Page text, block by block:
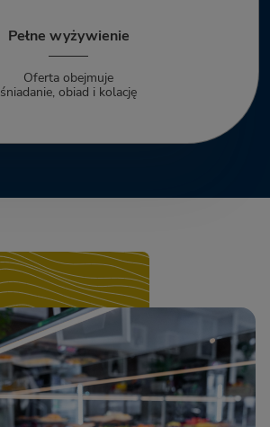
Pełne wyżywienie
Oferta obejmuje
śniadanie, obiad i kolację